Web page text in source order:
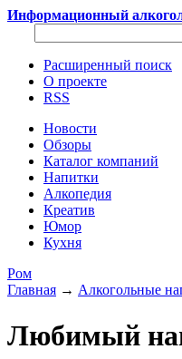
Информационный
Расширенный поиск
О проекте
RSS
Новости
Обзоры
Каталог компаний
Напитки
Алкопедия
Креатив
Юмор
Кухня
Ром
Главная → Алкогольные
Любимый